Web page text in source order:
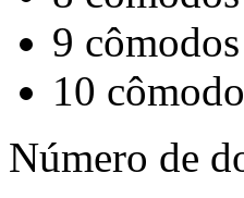
9 cômodos
10
Número de